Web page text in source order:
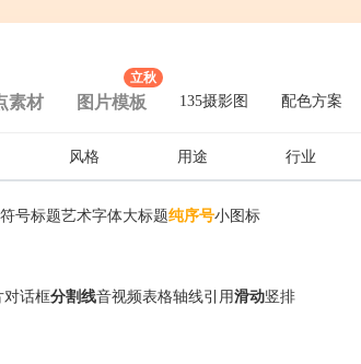
素材 图片模板
立秋
135摄影图 配色方案
风格 用途 行业
符号标题艺术字体大标题纯序号小图标
对话框分割线音视频表格轴线引用滑动竖排